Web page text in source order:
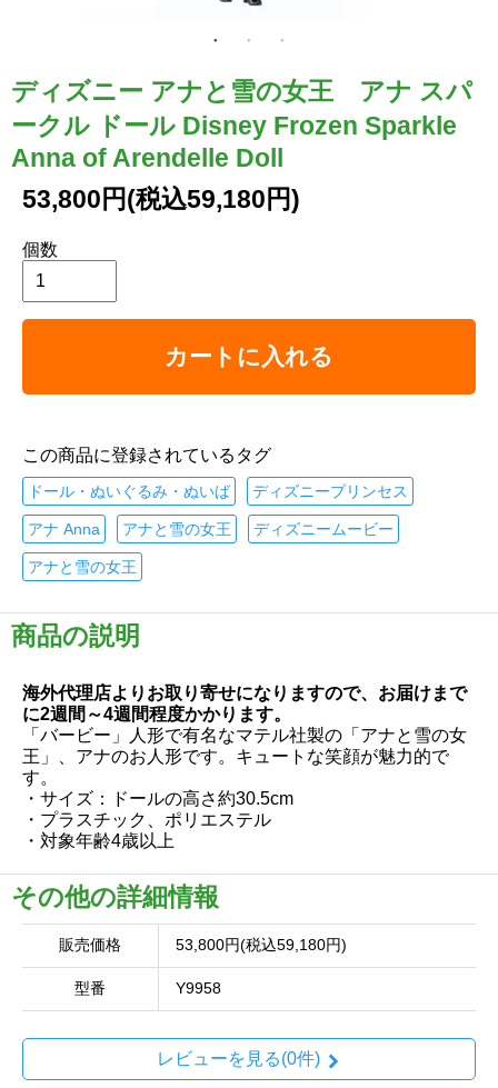
ディズニー アナと雪の女王 アナ スパ
ークル ドール Disney Frozen Sparkle
Anna of Arendelle Doll
53,800円(税込59,180円)
個数
カートに入れる
この商品に登録されているタグ
ドール・ぬいぐるみ・ぬいば ディズニープリンセス
アナ Anna アナと雪の女王 ディズニームービー
アナと雪の女王
商品の説明
海外代理店よりお取り寄せになりますので、お届けまで
に2週間～4週間程度かかります。
「バービー」人形で有名なマテル社製の「アナと雪の女
王」、アナのお人形です。キュートな笑顔が魅力的で
す。
・サイズ：ドールの高さ約30.5cm
・プラスチック、ポリエステル
・対象年齢4歳以上
その他の詳細情報
販売価格 53,800円(税込59,180円)
型番 Y9958
レビューを見る(0件)